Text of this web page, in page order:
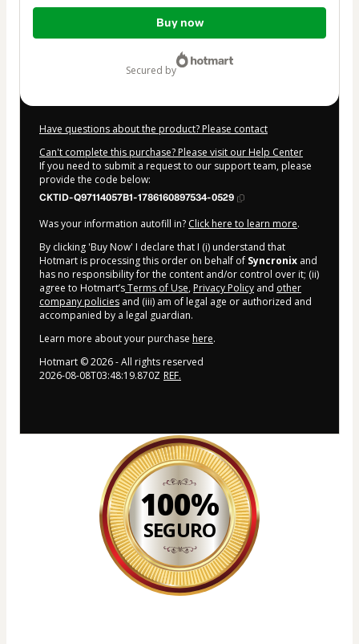
Total
Buy now
secured by
Have questions about the product? Please contact
Can't complete this purchase? Please visit our Help Center
If you need to submit a request to our support team, please
provide the code below:
CKTID-Q97114057B1-1786160897534-0529
Was your information autofill in? Click here to learn more.
By clicking 'Buy Now' I declare that I (i) understand that
Hotmart is processing this order on behalf of Syncronix and
has no responsibility for the content and/or control over it; (ii)
agree to Hotmart’sTerms of Use, Privacy Policy and other
company policies and (iii) am of legal age or authorized and
accompanied by a legal guardian.
Learn more about your purchase here.
Hotmart ©2026- All rights reserved
2026-08-08T03:48:19.870Z REF.
100%
SEGURO